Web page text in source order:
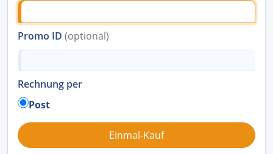
Promo ID (optional)
Rechnung per
Post